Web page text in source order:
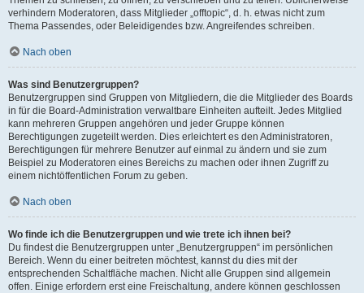
verhindern Moderatoren, dass Mitglieder „offtopic“, d. h. etwas nicht zum
Thema Passendes, oder Beleidigendes bzw. Angreifendes schreiben.
Nach oben
Was sind Benutzergruppen?
Benutzergruppen sind Gruppen von Mitgliedern, die die Mitglieder des Boards
in für die Board-Administration verwaltbare Einheiten aufteilt. Jedes Mitglied
kann mehreren Gruppen angehören und jeder Gruppe können
Berechtigungen zugeteilt werden. Dies erleichtert es den Administratoren,
Berechtigungen für mehrere Benutzer auf einmal zu ändern und sie zum
Beispiel zu Moderatoren eines Bereichs zu machen oder ihnen Zugriff zu
einem nichtöffentlichen Forum zu geben.
Nach oben
Wo finde ich die Benutzergruppen und wie trete ich ihnen bei?
Du findest die Benutzergruppen unter „Benutzergruppen“ im persönlichen
Bereich. Wenn du einer beitreten möchtest, kannst du dies mit der
entsprechenden Schaltfläche machen. Nicht alle Gruppen sind allgemein
offen. Einige erfordern erst eine Freischaltung, andere können geschlossen